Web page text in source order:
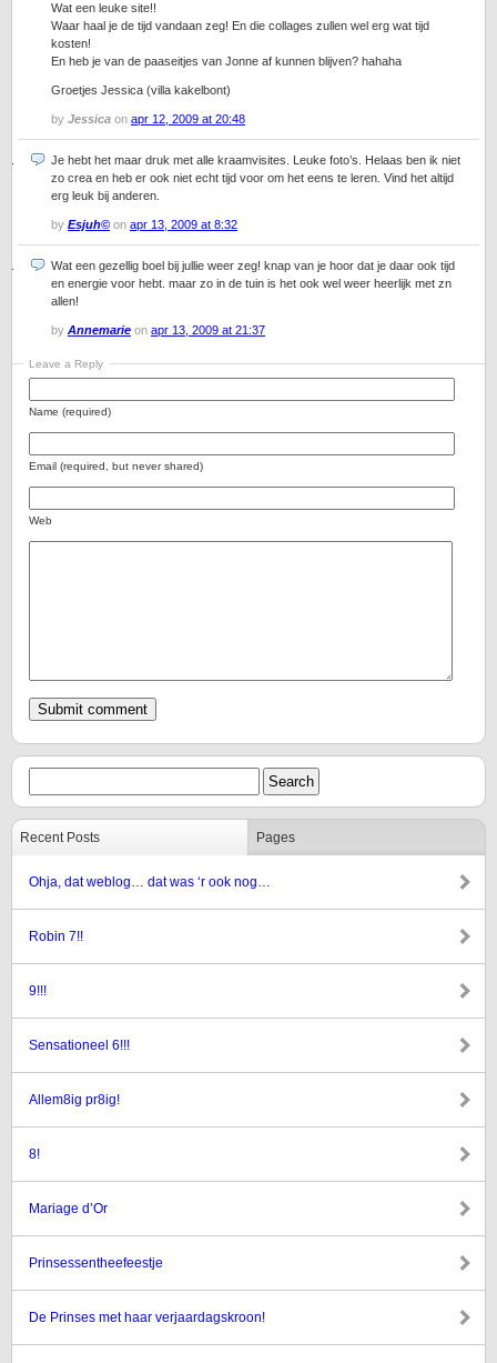
Wat een leuke site!!
Waar haal je de tijd vandaan zeg! En die collages zullen wel erg wat tijd
kosten!
En heb je van de paaseitjes van Jonne af kunnen blijven? hahaha
Groetjes Jessica (villa kakelbont)
by Jessica on apr 12, 2009 at 20:48
Je hebt het maar druk met alle kraamvisites. Leuke foto’s. Helaas ben ik niet
zo crea en heb er ook niet echt tijd voor om het eens te leren. Vind het altijd
erg leuk bij anderen.
by Esjuh© on apr 13, 2009 at 8:32
Wat een gezellig boel bij jullie weer zeg! knap van je hoor dat je daar ook tijd
en energie voor hebt. maar zo in de tuin is het ook wel weer heerlijk met zn
allen!
by Annemarie on apr 13, 2009 at 21:37
Leave a Reply
Name (required)
Email (required, but never shared)
Web
Recent Posts Pages
Ohja, dat weblog… dat was ‘r ook nog…
Robin 7!!
9!!!
Sensationeel 6!!!
Allem8ig pr8ig!
8!
Mariage d’Or
Prinsessentheefeestje
De Prinses met haar verjaardagskroon!